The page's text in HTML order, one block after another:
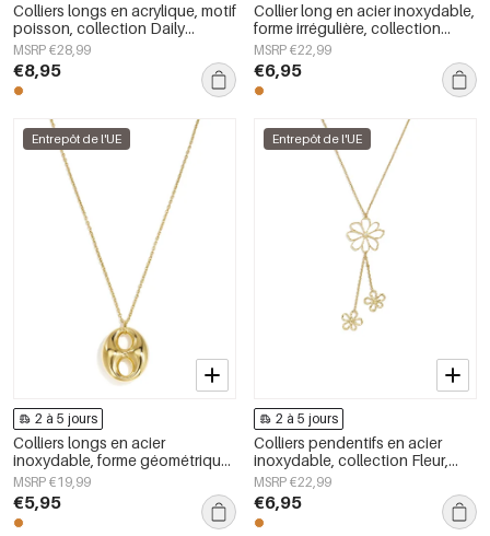
Colliers longs en acrylique, motif
poisson, collection Daily
Simple, bijoux pour femmes
MSRP €28,99
€8,95
Collier long en acier inoxydable,
forme irrégulière, collection
Simple Daily Simple, bijoux pour
femmes
MSRP €22,99
€6,95
Entrepôt de l'UE
2 à 5 jours
Colliers longs en acier
inoxydable, forme géométrique,
collection simple pour le
quotidien, bijoux pour femmes
MSRP €19,99
€5,95
Entrepôt de l'UE
2 à 5 jours
Colliers pendentifs en acier
inoxydable, collection Fleur,
style quotidien et simple, bijoux
pour femmes
MSRP €22,99
€6,95